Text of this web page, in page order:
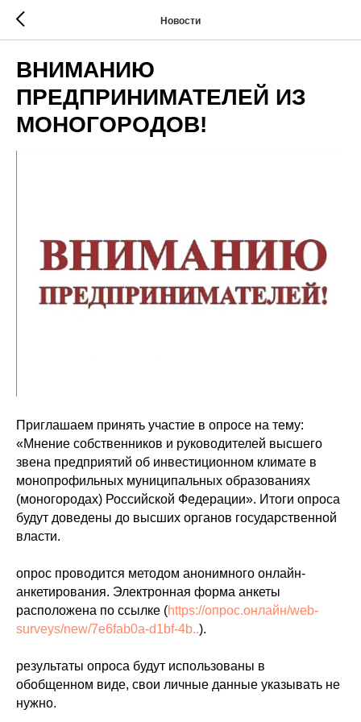
Новости
ВНИМАНИЮ
ПРЕДПРИНИМАТЕЛЕЙ ИЗ
МОНОГОРОДОВ!
Приглашаем принять участие в опросе на тему:
«Мнение собственников и руководителей высшего
звена предприятий об инвестиционном климате в
монопрофильных муниципальных образованиях
(моногородах) Российской Федерации». Итоги опроса
будут доведены до высших органов государственной
власти.
опрос проводится методом анонимного онлайн-
анкетирования. Электронная форма анкеты
расположена по ссылке (https://опрос.онлайн/web-
surveys/new/7e6fab0a-d1bf-4b..).
результаты опроса будут использованы в
обобщенном виде, свои личные данные указывать не
нужно.